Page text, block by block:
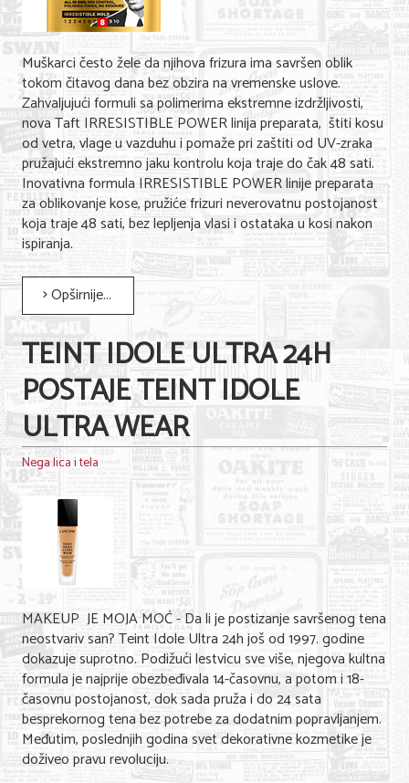
Muškarci često žele da njihova frizura ima savršen oblik
tokom čitavog dana bez obzira na vremenske uslove.
Zahvaljujući formuli sa polimerima ekstremne izdržljivosti,
nova Taft IRRESISTIBLE POWER linija preparata, štiti kosu
od vetra, vlage u vazduhu i pomaže pri zaštiti od UV-zraka
pružajući ekstremno jaku kontrolu koja traje do čak 48 sati.
Inovativna formula IRRESISTIBLE POWER linije preparata
za oblikovanje kose, pružiće frizuri neverovatnu postojanost
koja traje 48 sati, bez lepljenja vlasi i ostataka u kosi nakon
ispiranja.
Opširnije...
TEINT IDOLE ULTRA 24H
POSTAJE TEINT IDOLE
ULTRA WEAR
Nega lica i tela
MAKEUP JE MOJA MOĆ - Da li je postizanje savršenog tena
neostvariv san? Teint Idole Ultra 24h još od 1997. godine
dokazuje suprotno. Podižući lestvicu sve više, njegova kultna
formula je najprije obezbeđivala 14-časovnu, a potom i 18-
časovnu postojanost, dok sada pruža i do 24 sata
besprekornog tena bez potrebe za dodatnim popravljanjem.
Međutim, poslednjih godina svet dekorativne kozmetike je
doživeo pravu revoluciju.